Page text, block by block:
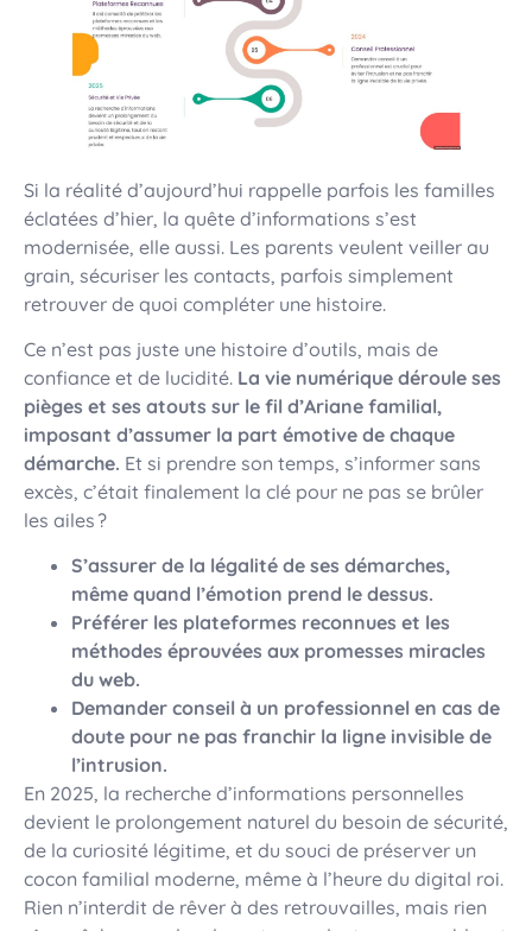
Si la réalité d’aujourd’hui rappelle parfois les familles
éclatées d’hier, la quête d’informations s’est
modernisée, elle aussi. Les parents veulent veiller au
grain, sécuriser les contacts, parfois simplement
retrouver de quoi compléter une histoire.
Ce n’est pas juste une histoire d’outils, mais de
confiance et de lucidité. La vie numérique déroule ses
pièges et ses atouts sur le fil d’Ariane familial,
imposant d’assumer la part émotive de chaque
démarche. Et si prendre son temps, s’informer sans
excès, c’était finalement la clé pour ne pas se brûler
les ailes ?
S’assurer de la légalité de ses démarches,
même quand l’émotion prend le dessus.
Préférer les plateformes reconnues et les
méthodes éprouvées aux promesses miracles
du web.
Demander conseil à un professionnel en cas de
doute pour ne pas franchir la ligne invisible de
l’intrusion.
En 2025, la recherche d’informations personnelles
devient le prolongement naturel du besoin de sécurité,
de la curiosité légitime, et du souci de préserver un
cocon familial moderne, même à l’heure du digital roi.
Rien n’interdit de rêver à des retrouvailles, mais rien